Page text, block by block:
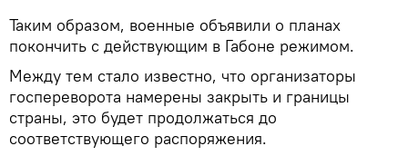
Таким образом, военные объявили о планах
покончить с действующим в Габоне режимом.
Между тем стало известно, что организаторы
госпереворота намерены закрыть и границы
страны, это будет продолжаться до
соответствующего распоряжения.